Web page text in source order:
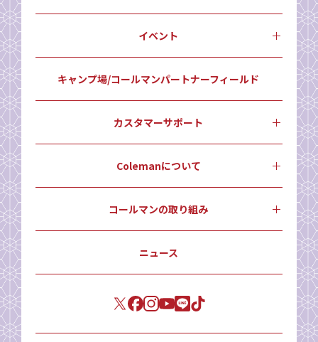
イベント
キャンプ場/コールマンパートナーフィールド
カスタマーサポート
Colemanについて
コールマンの取り組み
ニュース